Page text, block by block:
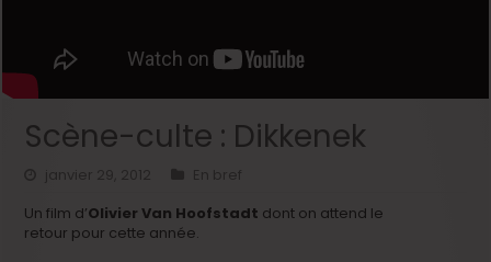
Scène-culte : Dikkenek
janvier 29, 2012
En bref
Un film d’Olivier Van Hoofstadt dont on attend le
retour pour cette année.